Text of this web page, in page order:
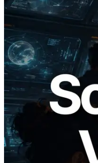
2026.05.24
Validators
이저 공개 — slot